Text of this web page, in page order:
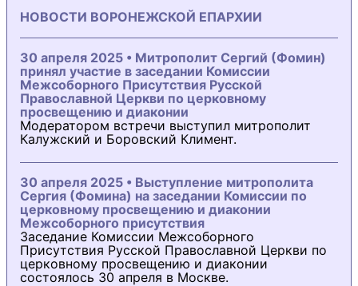
НОВОСТИ ВОРОНЕЖСКОЙ ЕПАРХИИ
30 апреля 2025 • Митрополит Сергий (Фомин)
принял участие в заседании Комиссии
Межсоборного Присутствия Русской
Православной Церкви по церковному
просвещению и диаконии
Модератором встречи выступил митрополит
Калужский и Боровский Климент.
30 апреля 2025 • Выступление митрополита
Сергия (Фомина) на заседании Комиссии по
церковному просвещению и диаконии
Межсоборного присутствия
Заседание Комиссии Межсоборного
Присутствия Русской Православной Церкви по
церковному просвещению и диаконии
состоялось 30 апреля в Москве.